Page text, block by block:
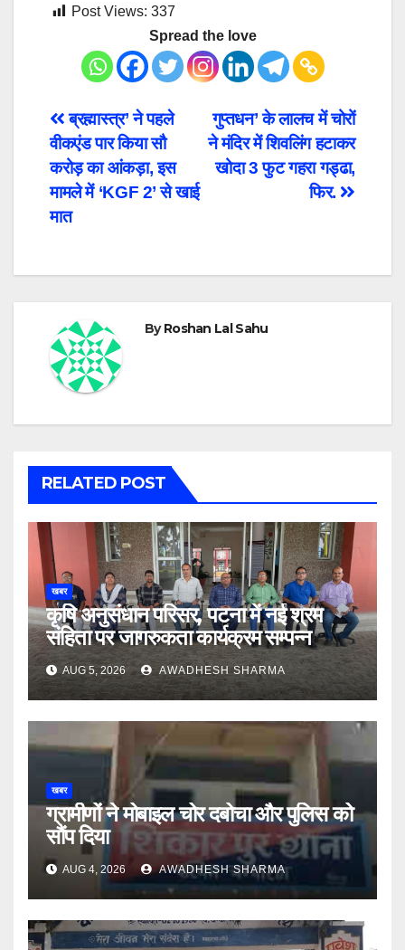
Post Views: 337
Spread the love
Post
navigation
गुप्तधन’ के लालच में चोरों
ने मंदिर में शिवलिंग हटाकर
खोदा 3 फुट गहरा गड्ढा,
फिर.
ब्रह्मास्त्र’ ने पहले
वीकएंड पार किया सौ
करोड़ का आंकड़ा, इस
मामले में ‘KGF 2’ से खाई
मात
ByRoshan Lal Sahu
RELATED POST
खबर
कृषि अनुसंधान परिसर, पटना में नई श्रम
संहिता पर जागरुकता कार्यक्रम सम्पन्न
AUG 5, 2026 AWADHESH SHARMA
खबर
ग्रामीणों ने मोबाइल चोर दबोचा और पुलिस को
सौंप दिया
AUG 4, 2026 AWADHESH SHARMA